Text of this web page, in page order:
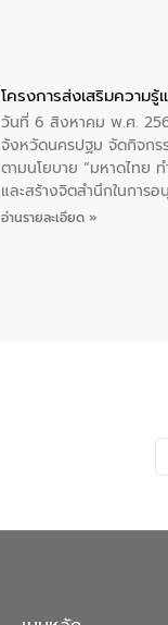
โครงการส่งเสริมความ
วันที่ 6 สิงหาคม พ.ศ.
จังหวัดนครปฐม จัดกิจกร
ตามนโยบาย “มหาดไทย
และสร้างจิตสำนึกในการ
ของน้ำเสีย แนวทางการล
อ่านรายละเอียด »